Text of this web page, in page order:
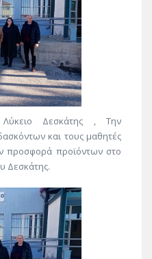
Λύκειο Δεσκάτης , Την
και τους μαθητές
προσφορά προϊόντων στο
Δεσκάτης.